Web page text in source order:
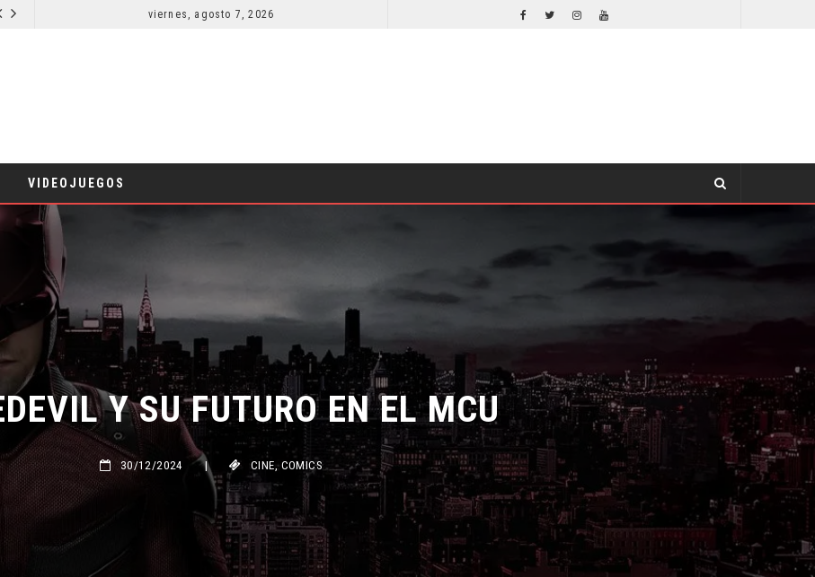
RESEÑA LA INVITACIÓN: OLIVIA WILDE REFLEXIONA SOBRE LA VIDA CONYUGAL EL LIVE-ACTION DE ZELDA ELIGE A SU VILLANO
viernes, agosto 7, 2026
VIDEOJUEGOS
Y SU FUTURO EN EL MCU
30/12/2024 | CINE COMICS